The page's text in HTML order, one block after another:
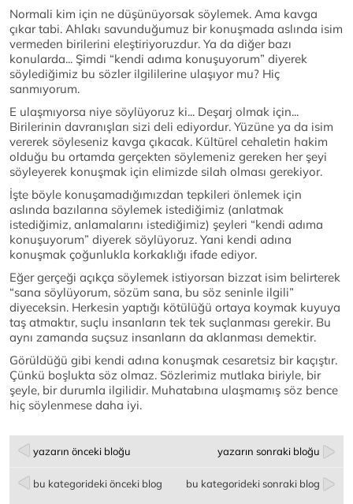
Normali kim için ne düşünüyorsak söylemek. Ama kavga
çıkar tabi. Ahlakı savunduğumuz bir konuşmada aslında isim
vermeden birilerini eleştiriyoruzdur. Ya da diğer bazı
konularda... Şimdi “kendi adıma konuşuyorum” diyerek
söylediğimiz bu sözler ilgililerine ulaşıyor mu? Hiç
sanmıyorum.
E ulaşmıyorsa niye söylüyoruz ki... Deşarj olmak için...
Birilerinin davranışları sizi deli ediyordur. Yüzüne ya da isim
vererek söyleseniz kavga çıkacak. Kültürel cehaletin hakim
olduğu bu ortamda gerçekten söylemeniz gereken her şeyi
söyleyerek konuşmak için elimizde silah olması gerekiyor.
İşte böyle konuşamadığımızdan tepkileri önlemek için
aslında bazılarına söylemek istediğimiz (anlatmak
istediğimiz, anlamalarını istediğimiz) şeyleri “kendi adıma
konuşuyorum” diyerek söylüyoruz. Yani kendi adına
konuşmak çoğunlukla korkaklığı ifade ediyor.
Eğer gerçeği açıkça söylemek istiyorsan bizzat isim belirterek
“sana söylüyorum, sözüm sana, bu söz seninle ilgili”
diyeceksin. Herkesin yaptığı kötülüğü ortaya koymak kuyuya
taş atmaktır, suçlu insanların tek tek suçlanması gerekir. Bu
aynı zamanda suçsuz insanların da aklanması demektir.
Görüldüğü gibi kendi adına konuşmak cesaretsiz bir kaçıştır.
Çünkü boşlukta söz olmaz. Sözlerimiz mutlaka biriyle, bir
şeyle, bir durumla ilgilidir. Muhatabına ulaşmamış söz bence
hiç söylenmese daha iyi.
yazarın önceki bloğu yazarın sonraki bloğu
bu kategorideki önceki blog bu kategorideki sonraki blog